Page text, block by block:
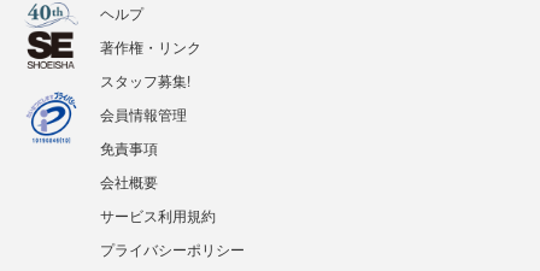
ヘルプ
著作権・リンク
スタッフ募集!
会員情報管理
免責事項
会社概要
サービス利用規約
プライバシーポリシー